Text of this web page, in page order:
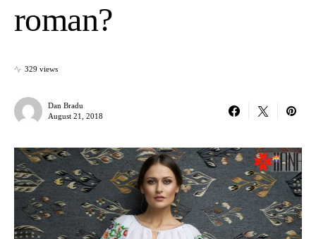
roman?
329 views
Dan Bradu
August 21, 2018